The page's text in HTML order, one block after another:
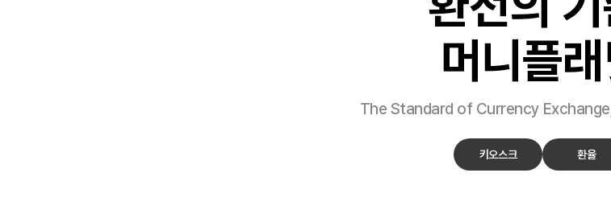
머니플
The Standard of Currency
키오스크 환율